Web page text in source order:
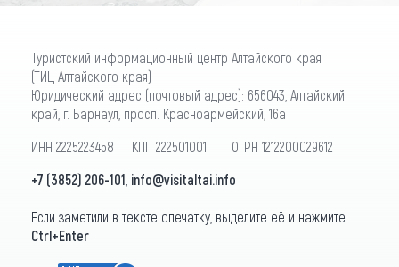
Туристский информационный центр Алтайского края
(ТИЦ Алтайского края)
Юридический адрес (почтовый адрес): 656043, Алтайский
край, г. Барнаул, просп. Красноармейский, 16а
ИНН 2225223458 КПП 222501001 ОГРН 1212200029612
+7 (3852) 206-101 info@visitaltai.info
Если заметили в тексте опечатку, выделите её и нажмите
Ctrl+Enter